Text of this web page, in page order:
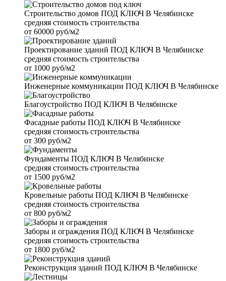
Строительство домов ПОД КЛЮЧ В Челябинске
средняя стоимость строительства
от 60000 руб/м2
Проектирование зданий ПОД КЛЮЧ В Челябинске
средняя стоимость строительства
от 1000 руб/м2
Инженерные коммуникации ПОД КЛЮЧ В Челябинске
Благоустройство ПОД КЛЮЧ В Челябинске
Фасадные работы ПОД КЛЮЧ В Челябинске
средняя стоимость строительства
от 300 руб/м2
Фундаменты ПОД КЛЮЧ В Челябинске
средняя стоимость строительства
от 1500 руб/м2
Кровельные работы ПОД КЛЮЧ В Челябинске
средняя стоимость строительства
от 800 руб/м2
Заборы и ограждения ПОД КЛЮЧ В Челябинске
средняя стоимость строительства
от 1800 руб/м2
Реконструкция зданий ПОД КЛЮЧ В Челябинске